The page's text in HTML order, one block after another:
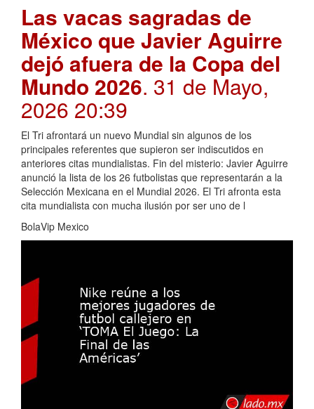
Las vacas sagradas de
México que Javier Aguirre
dejó afuera de la Copa del
Mundo 2026. 31 de Mayo,
2026 20:39
El Tri afrontará un nuevo Mundial sin algunos de los
principales referentes que supieron ser indiscutidos en
anteriores citas mundialistas. Fin del misterio: Javier Aguirre
anunció la lista de los 26 futbolistas que representarán a la
Selección Mexicana en el Mundial 2026. El Tri afronta esta
cita mundialista con mucha ilusión por ser uno de l
BolaVip Mexico